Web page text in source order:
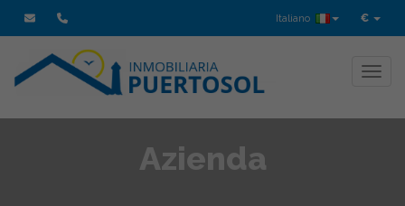
€
Italiano
Azienda